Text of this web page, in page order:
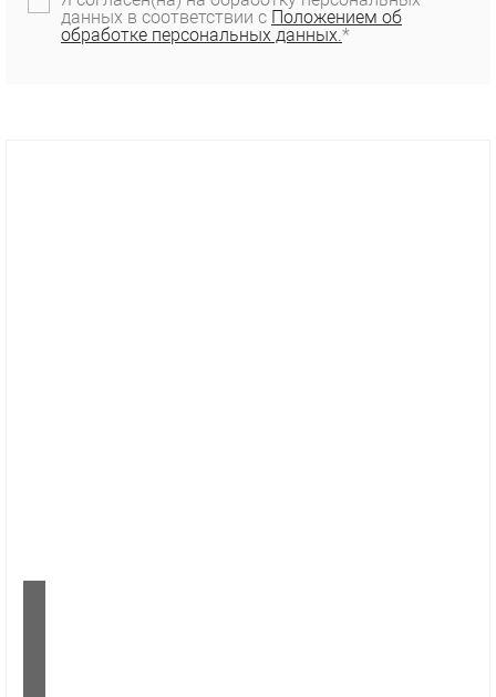
данных в соответствии с Положением об
обработке персональных данных.*